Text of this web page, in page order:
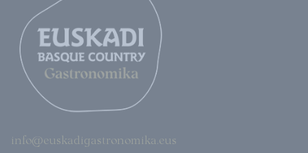
info@euskadigastronomika.eus